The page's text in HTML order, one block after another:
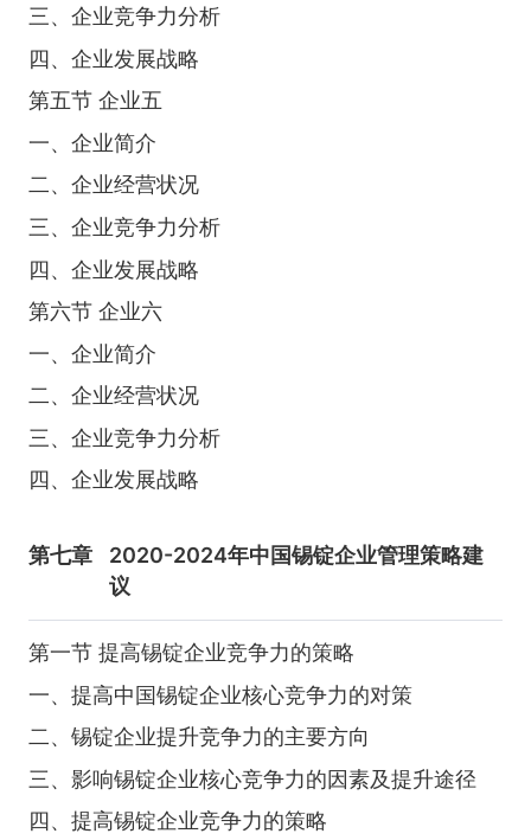
三、企业竞争力分析
四、企业发展战略
第五节 企业五
一、企业简介
二、企业经营状况
三、企业竞争力分析
四、企业发展战略
第六节 企业六
一、企业简介
二、企业经营状况
三、企业竞争力分析
四、企业发展战略
第七章
2020-2024年中国锡锭企业管理策略建
议
第一节 提高锡锭企业竞争力的策略
一、提高中国锡锭企业核心竞争力的对策
二、锡锭企业提升竞争力的主要方向
三、影响锡锭企业核心竞争力的因素及提升途径
四、提高锡锭企业竞争力的策略